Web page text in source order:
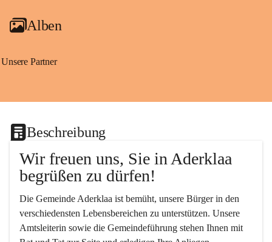
Alben
Unsere Partner
Beschreibung
Wir freuen uns, Sie in Aderklaa
begrüßen zu dürfen!
Die Gemeinde Aderklaa ist bemüht, unsere Bürger in den
verschiedensten Lebensbereichen zu unterstützen. Unsere
Amtsleiterin sowie die Gemeindeführung stehen Ihnen mit